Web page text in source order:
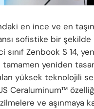
en ince ve en
sofistike bir şekilde
sınıf Zenbook S 14,
tamamen yeniden
yüksek teknolojili
Ceraluminum™
ve aşınmaya